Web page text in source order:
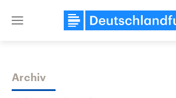
Close
Themen
Archiv